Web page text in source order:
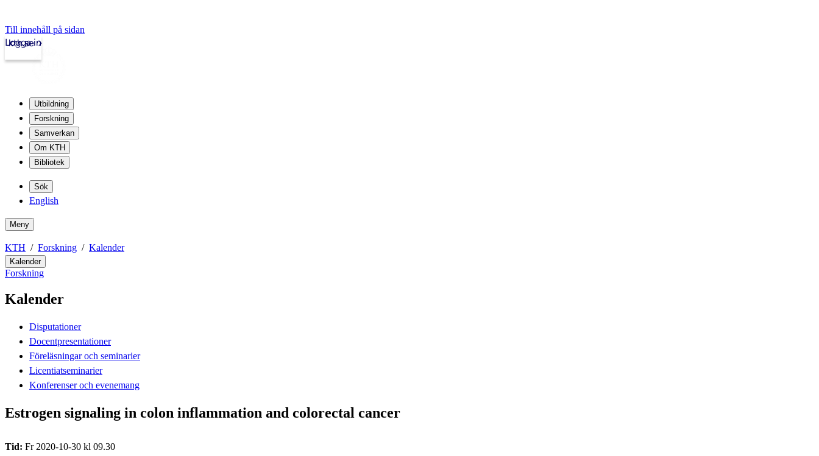
Till innehåll på sidan
kth.se
Logga in
Utbildning
Forskning
Samverkan
Om KTH
Bibliotek
Sök
English
Meny
KTH Forskning Kalender
Kalender
Forskning
Kalender
Disputationer
Docentpresentationer
Föreläsningar och seminarier
Licentiatseminarier
Konferenser och evenemang
Estrogen signaling in colon inflammation and colorectal cancer
Tid: Fr 2020-10-30 kl 09.30